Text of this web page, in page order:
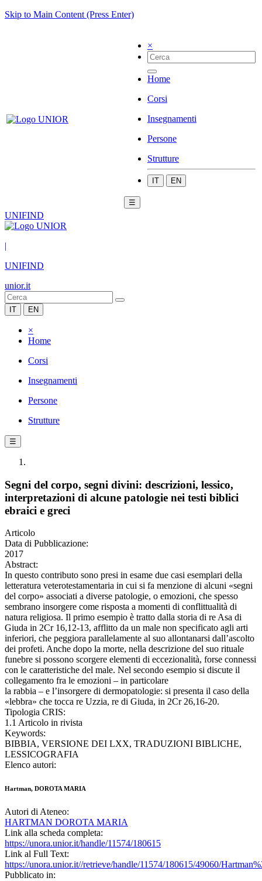
Skip to Main Content (Press Enter)
×
Home
Corsi
Insegnamenti
Persone
Strutture
IT EN
☰
UNIFIND
|
UNIFIND
unior.it
IT EN
×
Home
Corsi
Insegnamenti
Persone
Strutture
☰
Segni del corpo, segni divini: descrizioni, lessico,
interpretazioni di alcune patologie nei testi biblici
ebraici e greci
Articolo
Data di Pubblicazione:
2017
Abstract:
In questo contributo sono presi in esame due casi esemplari della
letteratura veterotestamentaria in cui si fa menzione di alcuni «segni
del corpo» associati a diverse patologie, o emozioni, che spesso
sembrano insorgere come risposta a momenti di conflittualità di
natura religiosa. Il primo esempio è tratto dalla storia di re Asa di
Giuda in 2Cr 16,12-13, afflitto da un male non specificato agli arti
inferiori, che peggiora parallelamente al suo allontanarsi dall’ascolto
dei profeti. Anche dopo la morte, nella descrizione del suo rituale
funebre si possono scorgere elementi di eccezionalità, forse connessi
con le caratteristiche del male. Nel secondo esempio si discute il
collegamento fra le emozioni – in particolare
la rabbia – e l’insorgere di dermopatologie: si presenta il caso della
«lebbra» che tocca re Uzzia, re di Giuda, in 2Cr 26,16-20.
Tipologia CRIS:
1.1 Articolo in rivista
Keywords:
BIBBIA, VERSIONE DEI LXX, TRADUZIONI BIBLICHE,
LESSICOGRAFIA
Elenco autori:
Hartman, DOROTA MARIA
Autori di Ateneo:
HARTMAN DOROTA MARIA
Link alla scheda completa:
https://unora.unior.it/handle/11574/180615
Link al Full Text:
https://unora.unior.it//retrieve/handle/11574/180615/49060/
Pubblicato in: